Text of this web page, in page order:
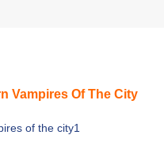
Vampires Of The City